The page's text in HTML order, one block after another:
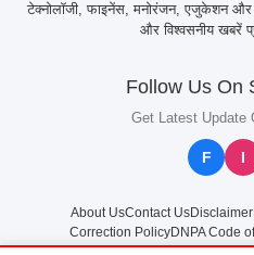
टेक्नोलॉजी, फाइनेंस, मनोरंजन, एजुकेशन और
और विश्वसनीय खबरें
Follow Us On
Get Latest Update
F I
About UsContact UsDisclaimer
Correction PolicyDNPA Code